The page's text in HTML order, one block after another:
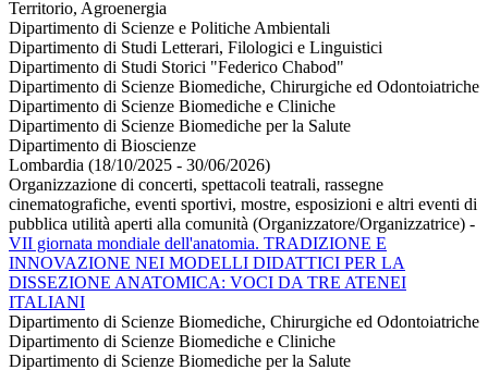
Territorio, Agroenergia
Dipartimento di Scienze e Politiche Ambientali
Dipartimento di Studi Letterari, Filologici e Linguistici
Dipartimento di Studi Storici "Federico Chabod"
Dipartimento di Scienze Biomediche, Chirurgiche ed Odontoiatriche
Dipartimento di Scienze Biomediche e Cliniche
Dipartimento di Scienze Biomediche per la Salute
Dipartimento di Bioscienze
Lombardia (18/10/2025 - 30/06/2026)
Organizzazione di concerti, spettacoli teatrali, rassegne
cinematografiche, eventi sportivi, mostre, esposizioni e altri eventi di
pubblica utilità aperti alla comunità (Organizzatore/Organizzatrice) -
VII giornata mondiale dell'anatomia. TRADIZIONE E
INNOVAZIONE NEI MODELLI DIDATTICI PER LA
DISSEZIONE ANATOMICA: VOCI DA TRE ATENEI
ITALIANI
Dipartimento di Scienze Biomediche, Chirurgiche ed Odontoiatriche
Dipartimento di Scienze Biomediche e Cliniche
Dipartimento di Scienze Biomediche per la Salute